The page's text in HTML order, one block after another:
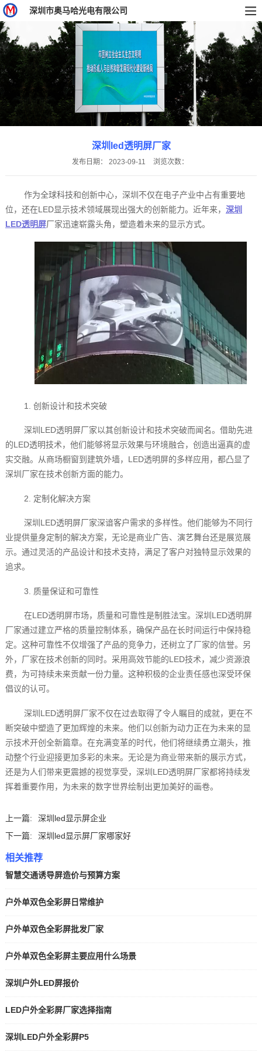
深圳市奥马哈光电有限公司
深圳led透明屏厂家
发布日期： 2023-09-11 浏览次数：
作为全球科技和创新中心，深圳不仅在电子产业中占有重要地
位，还在LED显示技术领域展现出强大的创新能力。近年来， 深圳
LED透明屏厂家迅速崭露头角，塑造着未来的显示方式。
1. 创新设计和技术突破
深圳LED透明屏厂家以其创新设计和技术突破而闻名。借助先进
的LED透明技术，他们能够将显示效果与环境融合，创造出逼真的虚
实交融。从商场橱窗到建筑外墙，LED透明屏的多样应用，都凸显了
深圳厂家在技术创新方面的能力。
2. 定制化解决方案
深圳LED透明屏厂家深谙客户需求的多样性。他们能够为不同行
业提供量身定制的解决方案，无论是商业广告、演艺舞台还是展览展
示。通过灵活的产品设计和技术支持，满足了客户对独特显示效果的
追求。
3. 质量保证和可靠性
在LED透明屏市场，质量和可靠性是制胜法宝。深圳LED透明屏
厂家通过建立严格的质量控制体系，确保产品在长时间运行中保持稳
定。这种可靠性不仅增强了产品的竞争力，还树立了厂家的信誉。另
外，厂家在技术创新的同时。采用高效节能的LED技术，减少资源浪
费，为可持续未来贡献一份力量。这种积极的企业责任感也深受环保
倡议的认可。
深圳LED透明屏厂家不仅在过去取得了令人瞩目的成就，更在不
断突破中塑造了更加辉煌的未来。他们以创新为动力正在为未来的显
示技术开创全新篇章。在充满变革的时代，他们将继续勇立潮头，推
动整个行业迎接更加多彩的未来。无论是为商业带来新的展示方式，
还是为人们带来更震撼的视觉享受，深圳LED透明屏厂家都将持续发
挥着重要作用，为未来的数字世界绘制出更加美好的画卷。
上一篇:
深圳led显示屏企业
下一篇:
深圳led显示屏厂家哪家好
相关推荐
智慧交通诱导屏造价与预算方案
户外单双色全彩屏日常维护
户外单双色全彩屏批发厂家
户外单双色全彩屏主要应用什么场景
深圳户外LED屏报价
LED户外全彩屏厂家选择指南
深圳LED户外全彩屏P5